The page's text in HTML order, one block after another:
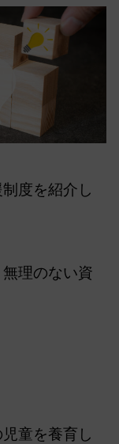
度を紹介し
理のない資
童を養育し